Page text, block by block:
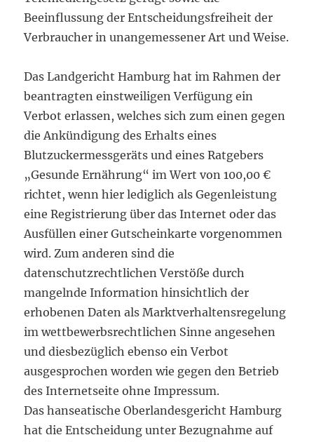
Beeinflussung der Entscheidungsfreiheit der
Verbraucher in unangemessener Art und Weise.
Das Landgericht Hamburg hat im Rahmen der
beantragten einstweiligen Verfügung ein
Verbot erlassen, welches sich zum einen gegen
die Ankündigung des Erhalts eines
Blutzuckermessgeräts und eines Ratgebers
„Gesunde Ernährung“ im Wert von 100,00 €
richtet, wenn hier lediglich als Gegenleistung
eine Registrierung über das Internet oder das
Ausfüllen einer Gutscheinkarte vorgenommen
wird. Zum anderen sind die
datenschutzrechtlichen Verstöße durch
mangelnde Information hinsichtlich der
erhobenen Daten als Marktverhaltensregelung
im wettbewerbsrechtlichen Sinne angesehen
und diesbezüglich ebenso ein Verbot
ausgesprochen worden wie gegen den Betrieb
des Internetseite ohne Impressum.
Das hanseatische Oberlandesgericht Hamburg
hat die Entscheidung unter Bezugnahme auf